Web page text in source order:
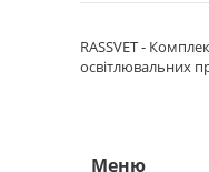
RASSVET -
освітлювальних